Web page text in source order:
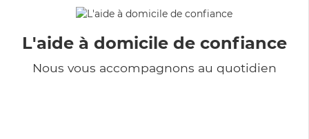
L'aide à domicile de confiance
Nous vous accompagnons au quotidien